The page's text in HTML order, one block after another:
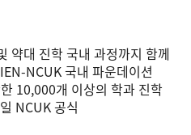
약대 진학 국내 과정까지 함께
NCUK 국내 파운데이션
10,000개 이상의 학과 진학
NCUK 공식